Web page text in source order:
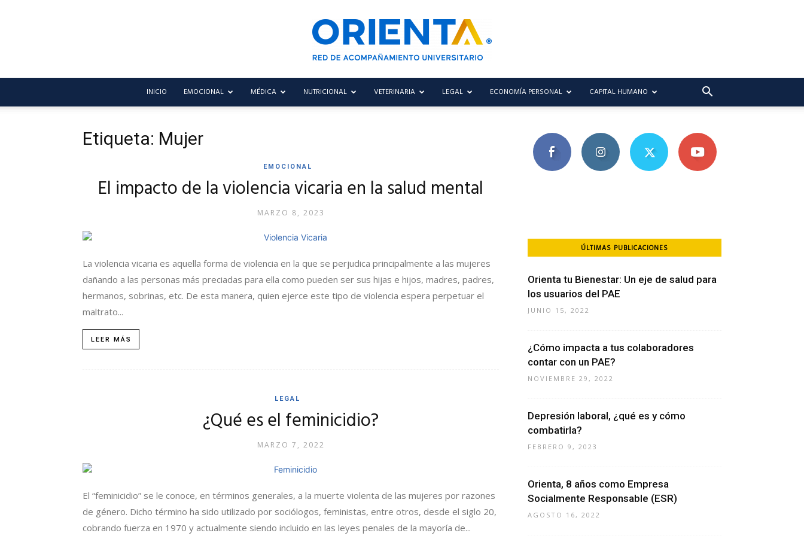
INICIO EMOCIONAL MÉDICA NUTRICIONAL VETERINARIA LEGAL ECONOMÍA PERSONAL CAPITAL HUMANO
Etiqueta: Mujer
EMOCIONAL
El impacto de la violencia vicaria en la salud mental
MARZO 8, 2023
La violencia vicaria es aquella forma de violencia en la que se perjudica principalmente a las mujeres
dañando a las personas más preciadas para ella como pueden ser sus hijas e hijos, madres, padres,
hermanos, sobrinas, etc. De esta manera, quien ejerce este tipo de violencia espera perpetuar el
maltrato...
LEER MÁS
LEGAL
¿Qué es el feminicidio?
MARZO 7, 2022
El “feminicidio” se le conoce, en términos generales, a la muerte violenta de las mujeres por razones
de género. Dicho término ha sido utilizado por sociólogos, feministas, entre otros, desde el siglo 20,
cobrando fuerza en 1970 y actualmente siendo incluido en las leyes penales de la mayoría de...
ÚLTIMAS PUBLICACIONES
Orienta tu Bienestar: Un eje de salud para
los usuarios del PAE
JUNIO 15, 2022
¿Cómo impacta a tus colaboradores
contar con un PAE?
NOVIEMBRE 29, 2022
Depresión laboral, ¿qué es y cómo
combatirla?
FEBRERO 9, 2023
Orienta, 8 años como Empresa
Socialmente Responsable (ESR)
AGOSTO 16, 2022